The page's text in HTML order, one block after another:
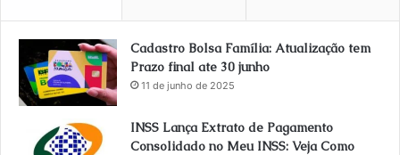
Cadastro Bolsa Família: Atualização tem
Prazo final ate 30 junho
11 de junho de 2025
INSS Lança Extrato de Pagamento
Consolidado no Meu INSS: Veja Como